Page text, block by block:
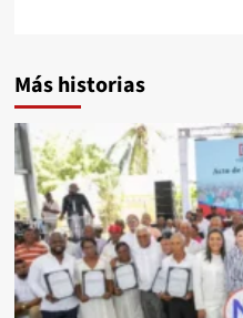
Más historias